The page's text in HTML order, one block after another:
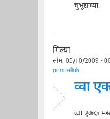
चुभूद्याघ्या.
मिल्या
सोम, 05/10/2009 -
permalink
व्वा
व्वा एकदंर